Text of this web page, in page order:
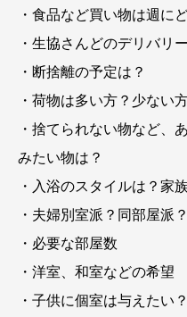
・食品など買い物は週に
・生協さんどのデリバリ
・断捨離の予定は？
・荷物は多い方？少ない
・捨てられない物など、
みたい物は？
・入浴のスタイルは？家
・夫婦別室派？同部屋派？
・必要な部屋数
・洋室、和室などの希望
・子供に個室は与えたい